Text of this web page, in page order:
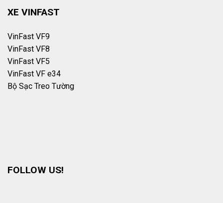
XE VINFAST
VinFast VF9
VinFast VF8
VinFast VF5
VinFast VF e34
Bộ Sạc Treo Tường
FOLLOW US!